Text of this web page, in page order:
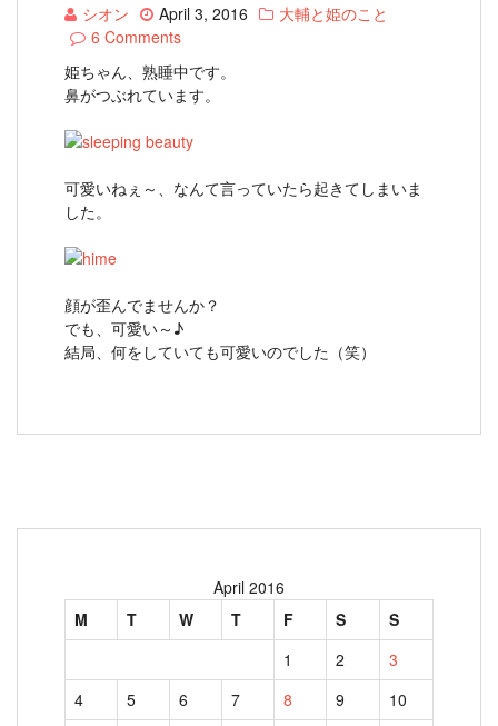
シオン April 3, 2016
大輔と姫のこと
6 Comments
姫ちゃん、熟睡中です。
鼻がつぶれています。
可愛いねぇ～、なんて言っていたら起きてしまいま
した。
顔が歪んでませんか？
でも、可愛い～♪
結局、何をしていても可愛いのでした（笑）
April 2016
M
T W T F S
S
1
2
3
4
5 6 7 8 9
10